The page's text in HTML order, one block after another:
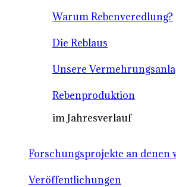
Warum Rebenveredlung?
Die Reblaus
Unsere
Rebenproduktion
im Jahresverlauf
Forschungsprojekte an denen
Veröffentlichungen